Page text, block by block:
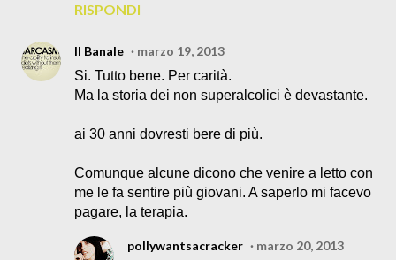
RISPONDI
Il Banale
marzo 19, 2013
Si. Tutto bene. Per carità.
Ma la storia dei non superalcolici è devastante.
ai 30 anni dovresti bere di più.
Comunque alcune dicono che venire a letto con
me le fa sentire più giovani. A saperlo mi facevo
pagare, la terapia.
pollywantsacracker
marzo 20, 2013